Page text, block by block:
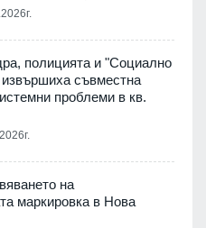
полицията и "Социално
извършиха съвместна
проблеми в кв.
на
маркировка в Нова